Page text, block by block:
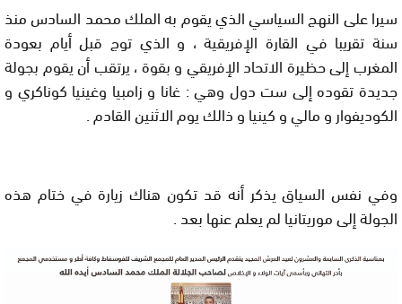
سيرا على النهج السياسي الذي يقوم به الملك محمد السادس منذ
سنة تقريبا في القارة الإفريقية ، و الذي توج قبل أيام بعودة
المغرب إلى حظيرة الاتحاد الإفريقي و بقوة ، يرتقب أن يقوم بجولة
جديدة تقوده إلى ست دول وهي:غانا و زامبيا وغينيا كوناكري و
الكوديفوار وماليوكينياو ذالك يوم الاثنين القادم .
وفي نفس السياق يذكر أنه قد تكون هناك زيارة في ختام هذه
الجولة إلى موريتانيا لم يعلم عنها بعد .